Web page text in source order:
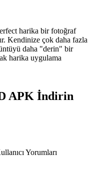
harika bir fotoğraf
Kendinize çok daha fazla
daha "derin" bir
harika uygulama
APK İndirin
Yorumları